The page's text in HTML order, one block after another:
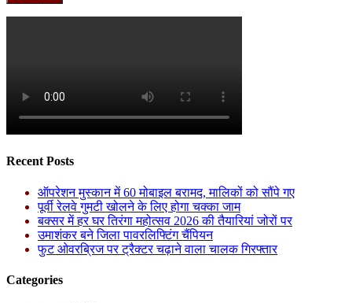
Recent Posts
ऑपरेशन मुस्कान में 60 मोबाइल बरामद, मालिकों को सौंपे गए
पूर्वी रेलवे गुमटी खोलने के लिए होगा चक्का जाम
बक्सर में हर घर तिरंगा महोत्सव 2026 की तैयारियां जोरों पर
उमाशंकर बने जिला पावरलिफ्टिंग चैंपियन
फुट ओवरब्रिज पर ट्रैक्टर चढ़ाने वाला चालक गिरफ्तार
Categories